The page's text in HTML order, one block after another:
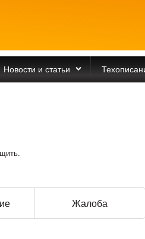
Новости и статьи
Жалоба